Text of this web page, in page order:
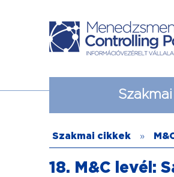
Szakmai cikkek »
18. M&C levél: